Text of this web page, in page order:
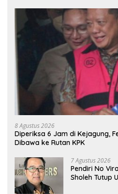
8 Agustus 2026
Diperiksa 6 Jam di Kejagung,
Dibawa ke Rutan KPK
7 Agustus 2026
Pendiri No
Sholeh Tutup